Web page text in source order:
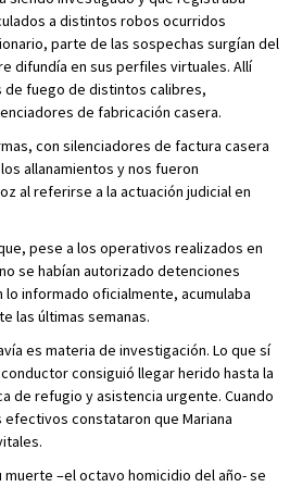
a distintos robos ocurridos
parte de las sospechas surgían del
difundía en sus perfiles virtuales. Allí
de fuego de distintos calibres,
de fabricación casera.
con silenciadores de factura casera
allanamientos y nos fueron
al referirse a la actuación judicial en
pese a los operativos realizados en
se habían autorizado detenciones
lo informado oficialmente, acumulaba
las últimas semanas.
es materia de investigación. Lo que sí
consiguió llegar herido hasta la
de refugio y asistencia urgente. Cuando
efectivos constataron que Mariana
muerte –el octavo homicidio del año- se